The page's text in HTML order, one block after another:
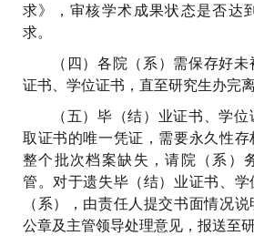
求》，审核学术成果状态是否达
求。
（四）各院（系）需保存好
证书、学位证书，直至研究生办完
（五）毕（结）业证书、学
取证书的唯一凭证，需要永久性
整个批次档案缺失，请院（系）
管。对于遗失毕（结）业证书、
（系），由责任人提交书面情况说
公章及主管领导处理意见，报送至研